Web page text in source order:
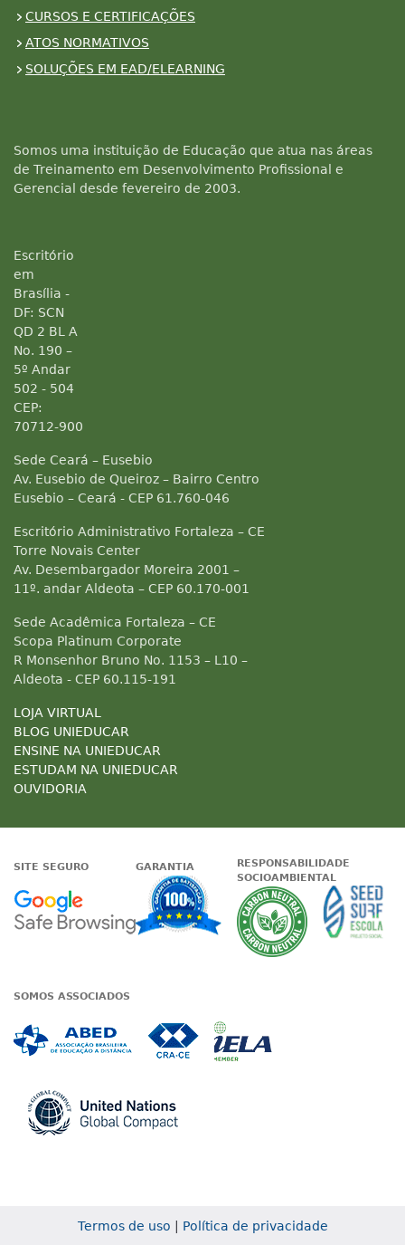
CURSOS E CERTIFICAÇÕES
ATOS NORMATIVOS
SOLUÇÕES EM EAD/ELEARNING
Somos uma instituição de Educação que atua nas áreas
de Treinamento em Desenvolvimento Profissional e
Gerencial desde fevereiro de 2003.
Escritório
em
Brasília -
DF: SCN
QD 2 BL A
No. 190 –
5º Andar
502 - 504
CEP:
70712-900
Sede Ceará – Eusebio
Av. Eusebio de Queiroz – Bairro Centro
Eusebio – Ceará - CEP 61.760-046
Escritório Administrativo Fortaleza – CE
Torre Novais Center
Av. Desembargador Moreira 2001 –
11º. andar Aldeota – CEP 60.170-001
Sede Acadêmica Fortaleza – CE
Scopa Platinum Corporate
R Monsenhor Bruno No. 1153 – L10 –
Aldeota - CEP 60.115-191
LOJA VIRTUAL
BLOG UNIEDUCAR
ENSINE NA UNIEDUCAR
ESTUDAM NA UNIEDUCAR
OUVIDORIA
SITE SEGURO
Google - Status do site no
GARANTIA
Garantia de
RESPONSABILIDADE
SOCIOAMBIENTAL
A
SOMOS ASSOCIADOS
Termos de uso Política de privacidade